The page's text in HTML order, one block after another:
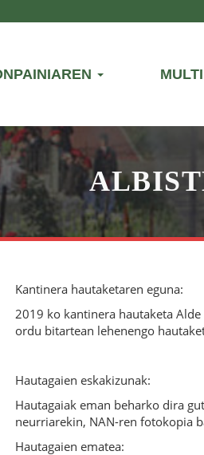
Kantinera hautaketaren eguna:
2019 ko kantinera hautaketa Alde
ordu bitartean lehenengo
Hautagaien eskakizunak:
Hautagaiak eman beharko dira
neurriarekin, NAN-ren fotokopia
Hautagaien ematea: